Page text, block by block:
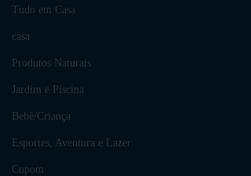
Tudo em Casa
casa
Produtos Naturais
Jardim e Piscina
Bebê/Criança
Esportes, Aventura e Lazer
Cupom